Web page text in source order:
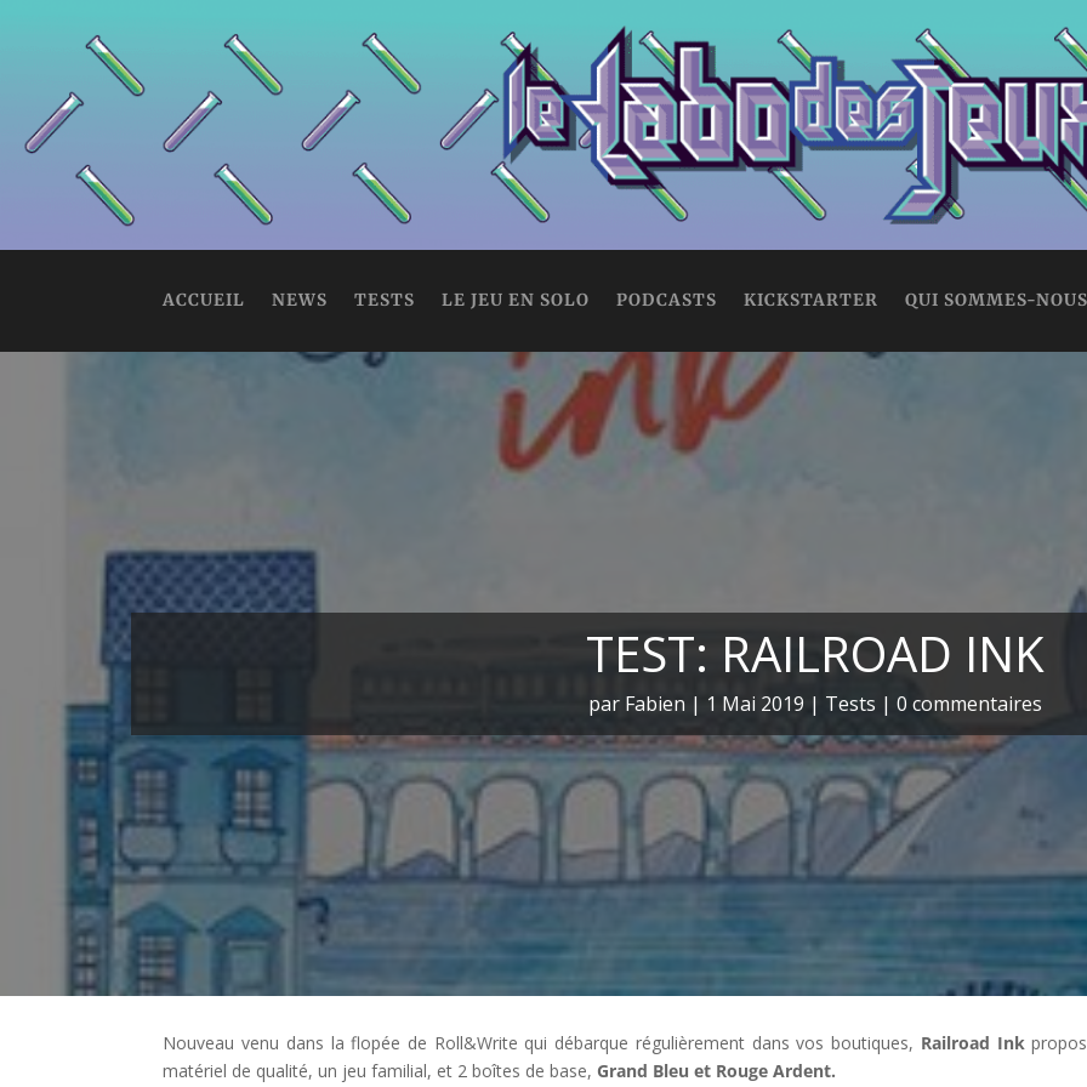
ACCUEIL NEWS TESTS LE JEU EN SOLO PODCASTS KICKSTARTER QUI SOMMES-
TEST: RAILROAD INK
par Fabien | 1 Mai 2019 | Tests | 0 commentaires
Nouveau venu dans la flopée de Roll&Write qui débarque régulièrement dans vos boutiques, Railroad Ink
matériel de qualité, un jeu familial, et 2 boîtes de base, Grand Bleu et Rouge Ardent.